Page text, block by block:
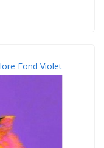
Fond Violet